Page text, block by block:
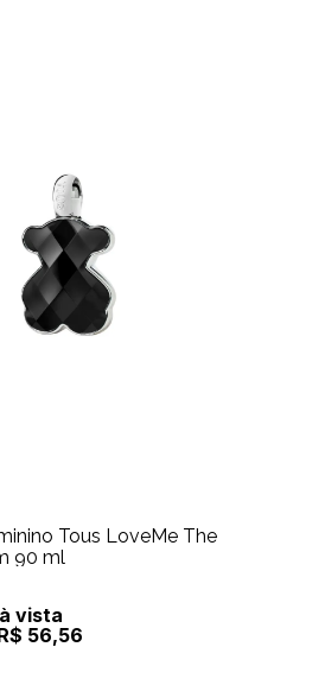
Tous LoveMe The
90 ml
vista
56,56